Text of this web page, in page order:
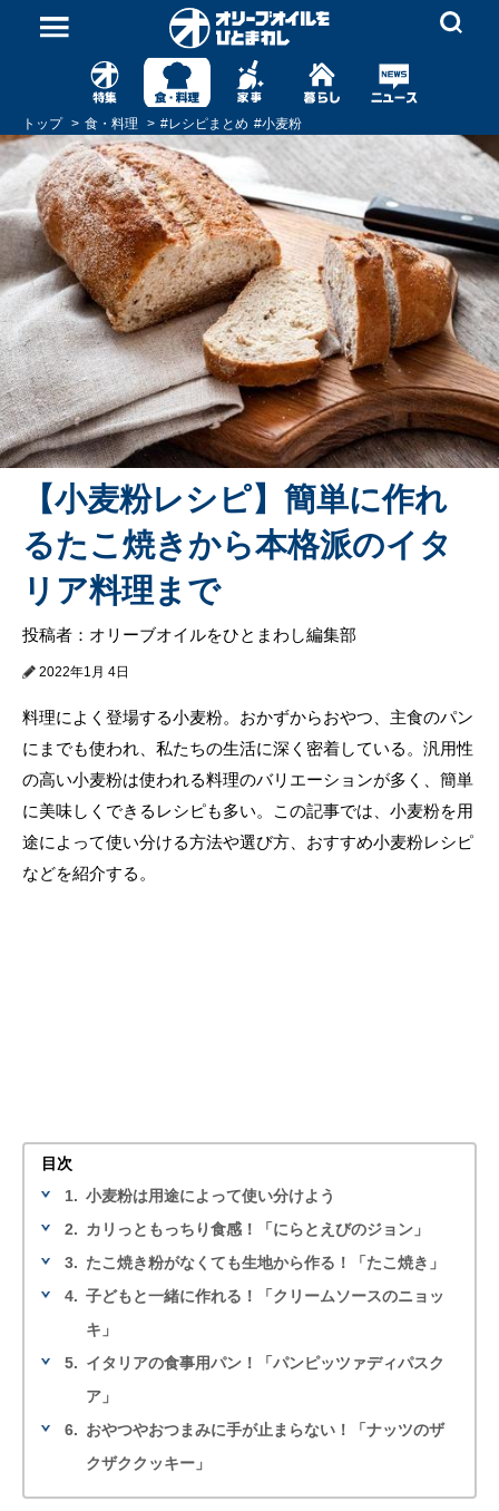
トップ 食・料理 #レシピまとめ #小麦粉
【小麦粉レシピ】簡単に作れ
るたこ焼きから本格派のイタ
リア料理まで
投稿者：オリーブオイルをひとまわし編集部
2022年1月 4日
料理によく登場する小麦粉。おかずからおやつ、主食のパン
にまでも使われ、私たちの生活に深く密着している。汎用性
の高い小麦粉は使われる料理のバリエーションが多く、簡単
に美味しくできるレシピも多い。この記事では、小麦粉を用
途によって使い分ける方法や選び方、おすすめ小麦粉レシピ
などを紹介する。
目次
1. 小麦粉は用途によって使い分けよう
2. カリっともっちり食感！「にらとえびのジョン」
3. たこ焼き粉がなくても生地から作る！「たこ焼き」
4. 子どもと一緒に作れる！「クリームソースのニョッ
キ」
5. イタリアの食事用パン！「パンピッツァディパスク
ア」
6. おやつやおつまみに手が止まらない！「ナッツのザ
クザククッキー」